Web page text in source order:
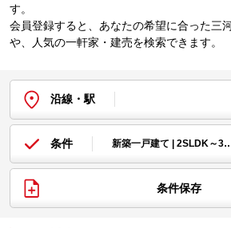
す。
会員登録すると、あなたの希望に合った三
や、人気の一軒家・建売を検索できます。
沿線・駅
条件 新築一戸建て | 2SLDK～
条件保存